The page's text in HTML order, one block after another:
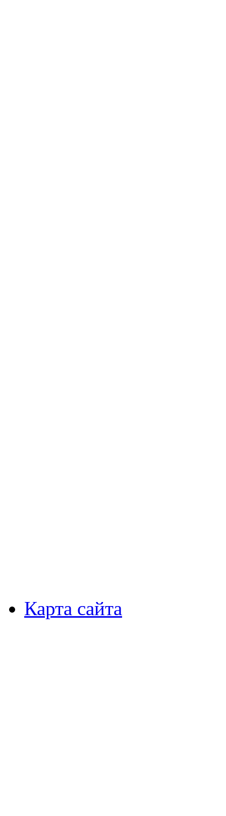
Карта сайта